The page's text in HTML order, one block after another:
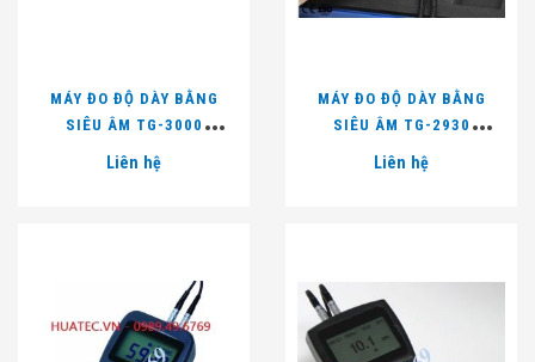
MÁY ĐO ĐỘ DÀY BẰNG
SIÊU ÂM TG-3000
(300/0.1MM)
Liên hệ
MÁY ĐO ĐỘ DÀY BẰNG
SIÊU ÂM TG-2930
(200/0.1MM)
Liên hệ